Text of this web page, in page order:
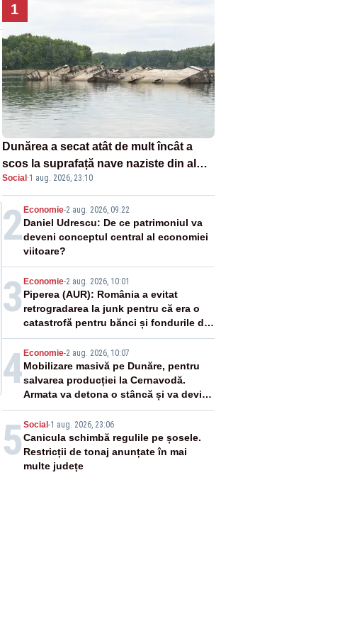
1
Dunărea a secat atât de mult încât a
scos la suprafață nave naziste din al
doilea război mondial
Social ·1 aug. 2026, 23:10
2 Economie-2 aug. 2026, 09:22
Daniel Udrescu: De ce patrimoniul va
deveni conceptul central al economiei
viitoare?
3 Economie-2 aug. 2026, 10:01
Piperea (AUR): România a evitat
retrogradarea la junk pentru că era o
catastrofă pentru bănci și fondurile de
pensii
4 Economie-2 aug. 2026, 10:07
Mobilizare masivă pe Dunăre, pentru
salvarea producției la Cernavodă.
Armata va detona o stâncă și va devia
apa fluviului - IMAGINI AERIENE
5 Social -1 aug. 2026, 23:06
Canicula schimbă regulile pe șosele.
Restricții de tonaj anunțate în mai
multe județe